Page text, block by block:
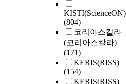
KISTI(ScienceON)
(804)
코리아스칼라
(코리아스칼라)
(171)
KERIS(RISS)
(154)
KERIS(RISS)